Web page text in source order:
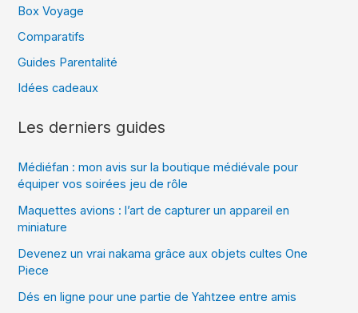
Box Voyage
Comparatifs
Guides Parentalité
Idées cadeaux
Les derniers guides
Médiéfan : mon avis sur la boutique médiévale pour
équiper vos soirées jeu de rôle
Maquettes avions : l’art de capturer un appareil en
miniature
Devenez un vrai nakama grâce aux objets cultes One
Piece
Dés en ligne pour une partie de Yahtzee entre amis